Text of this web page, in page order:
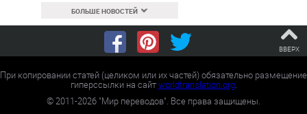
БОЛЬШЕ НОВОСТЕЙ
ВВЕРХ
При копировании статей (целиком или их частей) обязательно размещение
гиперссылки на сайтworldtranslation.org.
©2011-2026 "Мир переводов". Все права защищены.